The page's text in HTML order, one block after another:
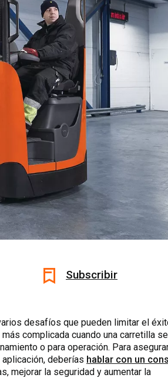
Subscribir
desafíos que pueden limitar el
complicada cuando una carretilla se
o para operación. Para
deberías hablar con un
mejorar la seguridad y aumentar la